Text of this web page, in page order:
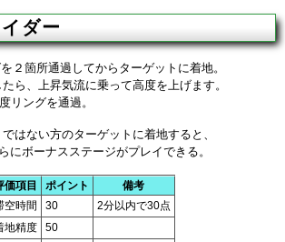
ダー
２箇所通過してからターゲットに着地。
ら、上昇気流に乗って高度を上げます。
リングを通過。
はない方のターゲットに着地すると、
にボーナスステージがプレイできる。
価項目 ポイント
備考
空時間
30
2分以内で30点
地精度
50